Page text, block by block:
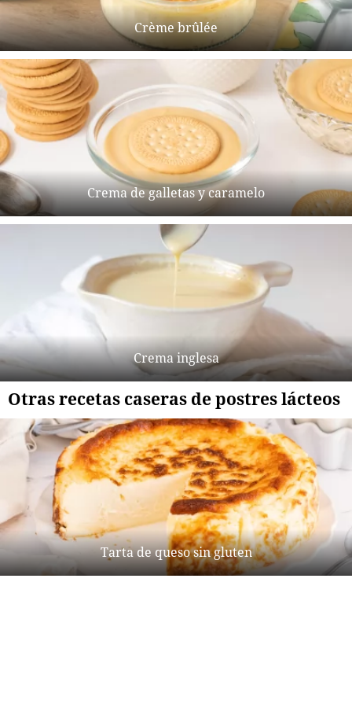
Crème brûlée
Crema de galletas y caramelo
Crema inglesa
Otras recetas caseras de postres lácteos
Tarta de queso sin gluten